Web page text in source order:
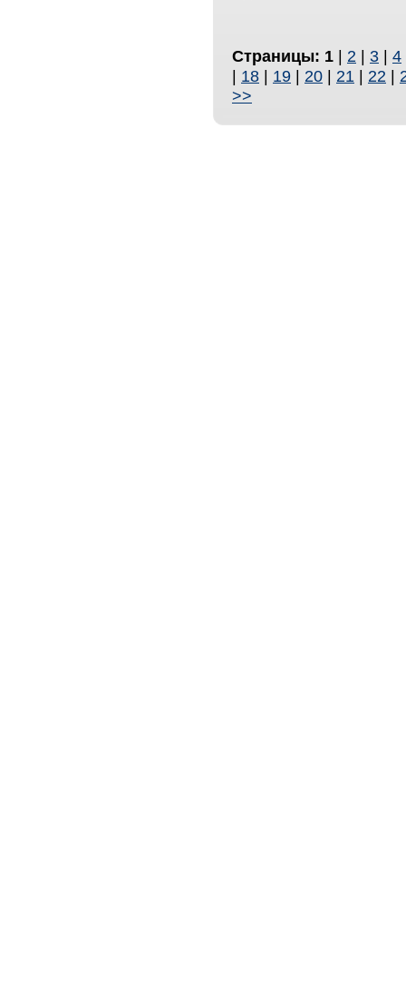
Страницы: 1 | 2 | 3 | 4
| 18 | 19 | 20 | 21 | 22 |
>>